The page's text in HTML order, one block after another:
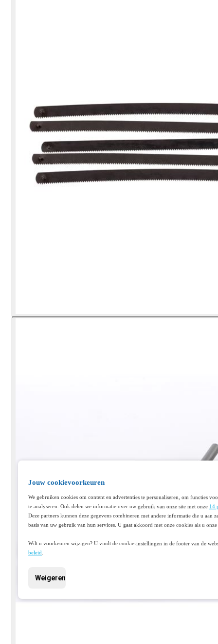
Jouw cookievoorkeuren
We gebruiken cookies om content en advertenties te personaliseren, om functies
te analyseren. Ook delen we informatie over uw gebruik van onze site met onze 14
Deze partners kunnen deze gegevens combineren met andere informatie die u aan
basis van uw gebruik van hun services. U gaat akkoord met onze cookies als u
Wilt u voorkeuren wijzigen? U vindt de cookie-instellingen in de footer van de
beleid
Weigeren